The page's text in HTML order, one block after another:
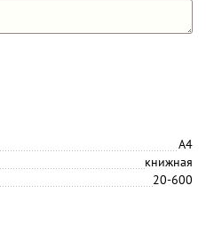
А4
книжная
20-600